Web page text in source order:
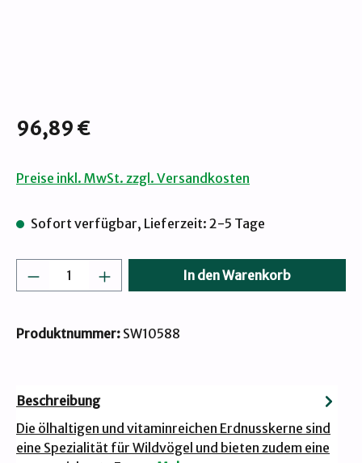
Regulärer Preis:
96,89 €
Preise inkl. MwSt. zzgl. Versandkosten
Sofort verfügbar, Lieferzeit: 2-5 Tage
Produkt Anzahl: Gib den gewünschten
In den Warenkorb
Produktnummer: SW10588
Beschreibung
Die ölhaltigen und vitaminreichen Erdnusskerne sind
eine Spezialität für Wildvögel und bieten zudem eine